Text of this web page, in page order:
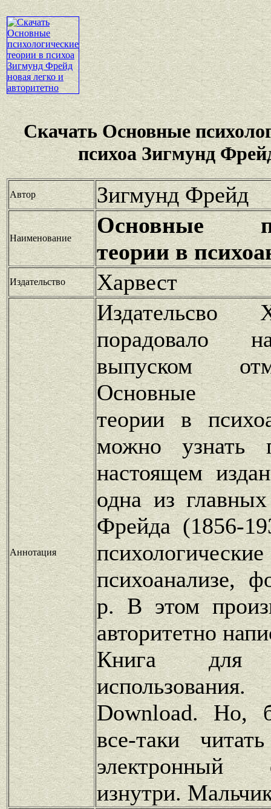
Скачать Основные
психоа Зигмунд
Автор Зигмунд Фрейд
Наименование
Основные
теории в
Издательство Харвест
Аннотация
Издательсво
порадовало
выпуском
Основные
теории в
можно
настоящем
одна из
Фрейда (1856-
психоанализе,
р. В этом
авторитетно
Книга для
Download. Но,
все-таки
изнутри.